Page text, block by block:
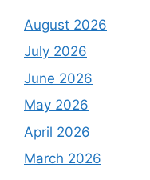
August 2026
July 2026
June 2026
May 2026
April 2026
March 2026